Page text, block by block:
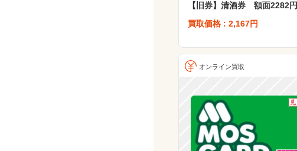
【旧券】清酒券 額面2282円
買取価格 : 2,167円
オンライン買取